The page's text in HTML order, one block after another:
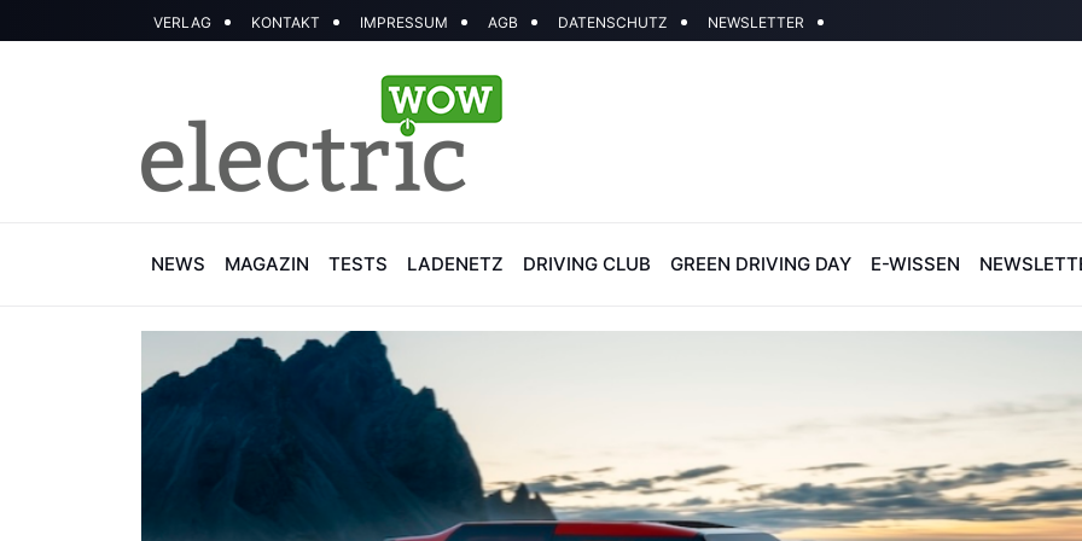
VERLAG KONTAKT IMPRESSUM AGB DATENSCHUTZ NEWSLETTER
NEWS MAGAZIN TESTS LADENETZ DRIVING CLUB GREEN DRIVING DAY E-WISSEN